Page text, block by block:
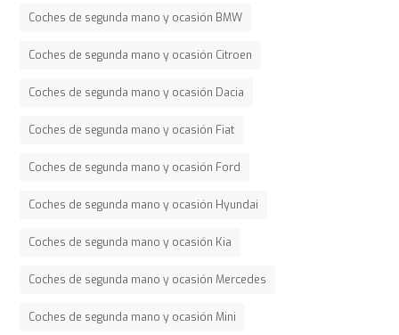
Coches de segunda mano y ocasión BMW
Coches de segunda mano y ocasión Citroen
Coches de segunda mano y ocasión Dacia
Coches de segunda mano y ocasión Fiat
Coches de segunda mano y ocasión Ford
Coches de segunda mano y ocasión Hyundai
Coches de segunda mano y ocasión Kia
Coches de segunda mano y ocasión Mercedes
Coches de segunda mano y ocasión Mini